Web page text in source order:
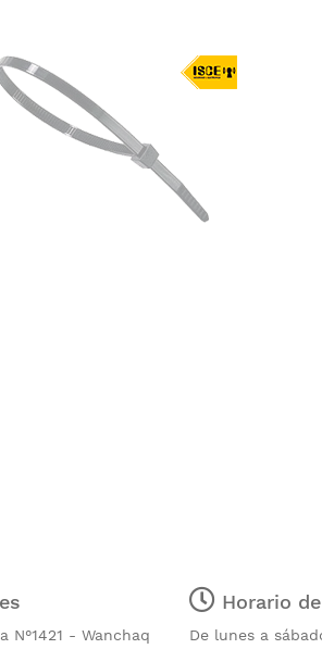
N°1421 - Wanchaq
Horario
De lunes a